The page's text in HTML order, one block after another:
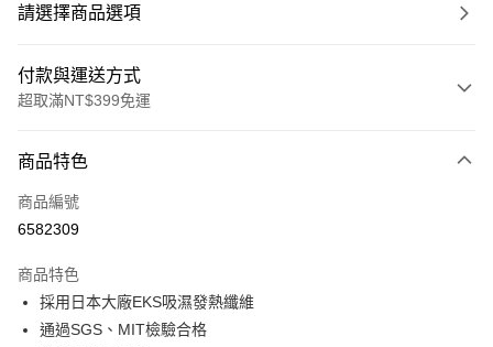
請選擇商品選項
付款與運送方式
超取滿NT$399免運
信用卡一次付款
超商取貨付款
Apple Pay
街口支付
商品特色
商品編號
6582309
商品特色
採用日本大廠EKS吸濕發熱纖維
通過SGS、MIT檢驗合格